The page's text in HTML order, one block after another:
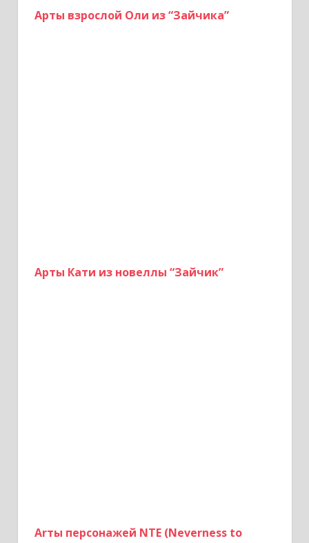
Арты взрослой Оли из “Зайчика”
Арты Кати из новеллы “Зайчик”
Arты персонажей NTE (Neverness to